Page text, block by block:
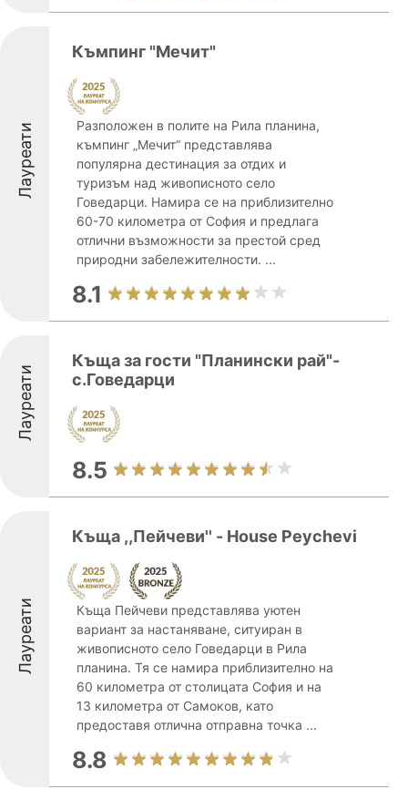
Лауреати
Къмпинг "Мечит"
Разположен в полите на Рила планина,
къмпинг „Мечит“ представлява
популярна дестинация за отдих и
туризъм над живописното село
Говедарци. Намира се на приблизително
60-70 километра от София и предлага
отлични възможности за престой сред
природни забележителности. ...
8.1
Лауреати
Къща за гости "Планински рай"-
с.Говедарци
8.5
Лауреати
Къща ,,Пейчеви'' - House Peychevi
Къща Пейчеви представлява уютен
вариант за настаняване, ситуиран в
живописното село Говедарци в Рила
планина. Тя се намира приблизително на
60 километра от столицата София и на
13 километра от Самоков, като
предоставя отлична отправна точка ...
8.8